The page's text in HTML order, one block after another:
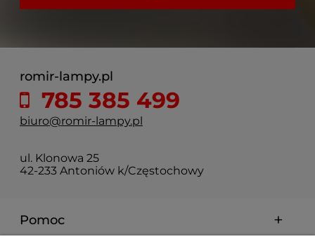
romir-lampy.pl
785 385 499
biuro@romir-lampy.pl
ul. Klonowa 25
42-233 Antoniów k/Częstochowy
Pomoc